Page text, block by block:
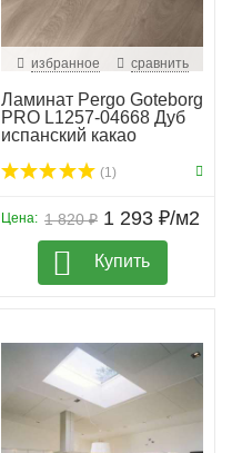
избранное сравнить
Ламинат Pergo Goteborg
PRO L1257-04668 Дуб
испанский какао
(1)
1 820 ₽
Цена: 1 293 ₽/м2
Купить